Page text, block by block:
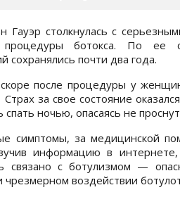
столкнулась с
процедуры ботокса. По ее
сохранялись почти два года.
после процедуры у
за свое состояние
ночью, опасаясь не
симптомы, за медицинской
информацию в
связано с ботулизмом —
чрезмерном воздействии